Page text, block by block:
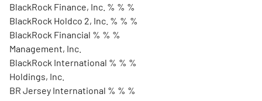
BlackRock Finance, Inc. % % %
BlackRock Holdco 2, Inc. % % %
BlackRock Financial % % %
Management, Inc.
BlackRock International % % %
Holdings, Inc.
BR Jersey International % % %